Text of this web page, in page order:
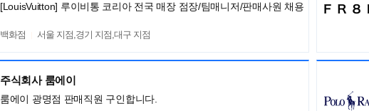
[LouisVuitton] 루이비통 코리아 전국 매장 점장/팀매니저/판매사원 채용
백화점 서울 지점,경기 지점,대구 지점
주식회사 룸에이
룸에이 광명점 판매직원 구인합니다.